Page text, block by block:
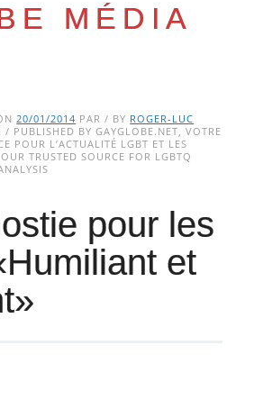
MÉDIA
20/01/2014 PAR / BY ROGER-LUC
/ PUBLISHED BY GAYGLOBE.NET, VOTRE
POUR L’ACTUALITÉ LGBT ET LES
TRUSTED SOURCE FOR LGBTQ
pour les
et